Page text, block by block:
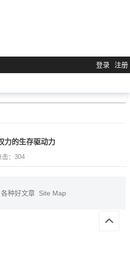
登录 注册
力的生存驱动力
击：304
各种好文章 Site Map